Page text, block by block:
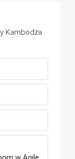
Kambodża